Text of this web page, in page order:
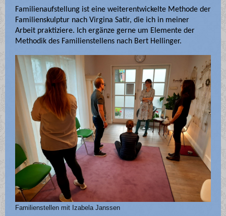
Familienaufstellung ist eine weiterentwickelte Methode der
Familienskulptur nach Virgina Satir, die ich in meiner
Arbeit praktiziere. Ich ergänze gerne um Elemente der
Methodik des Familienstellens nach Bert Hellinger.
Familienstellen mit Izabela Janssen